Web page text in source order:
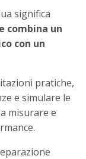
significa
combina un
con un
pratiche,
e simulare le
misurare e